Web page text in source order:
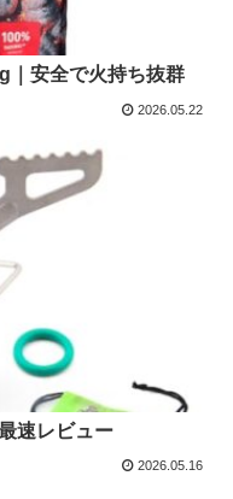
｜安全で火持ち抜群
2026.05.22
速レビュー
2026.05.16